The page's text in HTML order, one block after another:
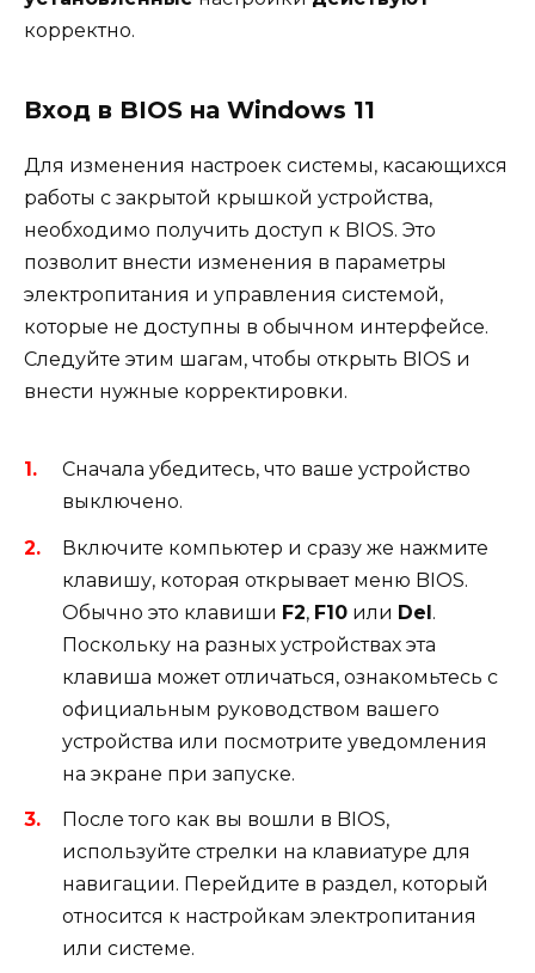
корректно.
Вход в BIOS на Windows 11
Для изменения настроек системы, касающихся
работы с закрытой крышкой устройства,
необходимо получить доступ к BIOS. Это
позволит внести изменения в параметры
электропитания и управления системой,
которые не доступны в обычном интерфейсе.
Следуйте этим шагам, чтобы открыть BIOS и
внести нужные корректировки.
Сначала убедитесь, что ваше устройство
выключено.
Включите компьютер и сразу же нажмите
клавишу, которая открывает меню BIOS.
Обычно это клавиши F2, F10 или Del.
Поскольку на разных устройствах эта
клавиша может отличаться, ознакомьтесь с
официальным руководством вашего
устройства или посмотрите уведомления
на экране при запуске.
После того как вы вошли в BIOS,
используйте стрелки на клавиатуре для
навигации. Перейдите в раздел, который
относится к настройкам электропитания
или системе.